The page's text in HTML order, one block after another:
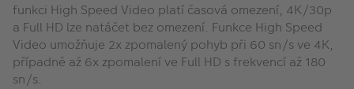
funkci High Speed Video platí časová omezení, 4K/30p
a Full HD lze natáčet bez omezení. Funkce High Speed
Video umožňuje 2x zpomalený pohyb při 60 sn/s ve 4K,
případně až 6x zpomalení ve Full HD s frekvencí až 180
sn/s.